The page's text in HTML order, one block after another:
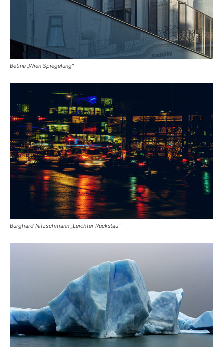
Betina „Wien Spiegelung“
Burghard Nitzschmann „Leichter Rückstau“